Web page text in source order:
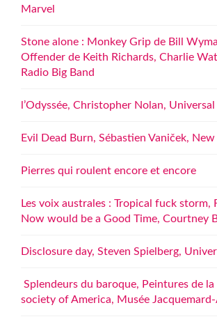
Marvel
Stone alone : Monkey Grip de Bill
Offender de Keith Richards, Charlie
Radio Big Band
l’Odyssée, Christopher Nolan, Universal
Evil Dead Burn, Sébastien Vaniček,
Pierres qui roulent encore et encore
Les voix australes : Tropical fuck storm,
Now would be a Good Time, Courtney
Disclosure day, Steven Spielberg,
Splendeurs du baroque, Peintures de la
society of America, Musée